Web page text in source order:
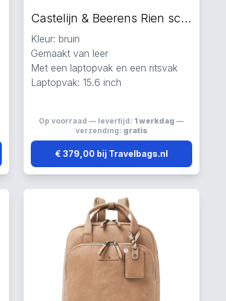
Castelijn & Beerens Rien schoudertas bruin
Kleur: bruin
Gemaakt van leer
Met een laptopvak en een ritsvak
Laptopvak: 15.6 inch
Op voorraad — levertijd: 1 werkdag —
verzending: gratis
€ 379,00 bij Travelbags.nl